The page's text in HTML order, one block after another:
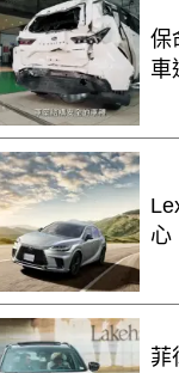
保
車
心
菲